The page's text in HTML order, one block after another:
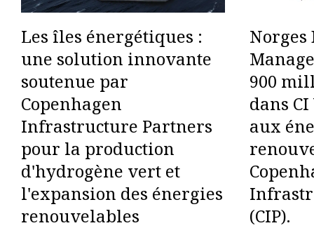
Les îles énergétiques :
une solution innovante
soutenue par
Copenhagen
Infrastructure Partners
pour la production
d'hydrogène vert et
l'expansion des énergies
renouvelables
900
dans
aux
(CIP).